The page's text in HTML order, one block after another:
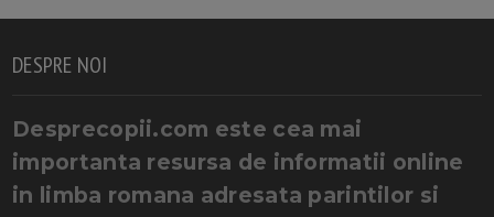
DESPRE NOI
Desprecopii.com este cea mai
importanta resursa de informatii online
in limba romana adresata parintilor si